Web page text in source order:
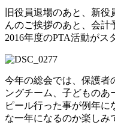
旧役員退場のあと、新
んのご挨拶のあと、会計
2016年度のPTA活動がス
今年の総会では、保護者
ングチーム、子どものあ
ピール行った事が例年
な一年になるのか楽しみ